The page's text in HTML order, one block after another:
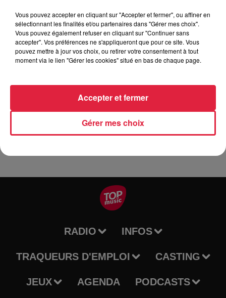
Tarif Gratuit
Le club de basket d'Urmatt, organise sa 1ère bourse et Expo
possibilité de communiquer sur l'événement. Vous êtes au
TOP �x}Èx}ÈxÉ. Cordialement Memheld Michel
RADIO INFOS
TRAQUEURS D'EMPLOI CASTING
JEUX AGENDA PODCASTS
Vous pouvez accepter en cliquant sur "Accepter et fermer", ou affiner en
sélectionnant les finalités et/ou partenaires dans "Gérer mes choix".
Vous pouvez également refuser en cliquant sur "Continuer sans
accepter". Vos préférences ne s'appliqueront que pour ce site. Vous
pouvez mettre à jour vos choix, ou retirer votre consentement à tout
moment via le lien "Gérer les cookies" situé en bas de chaque page.
Gérer mes choix
Accepter et fermer